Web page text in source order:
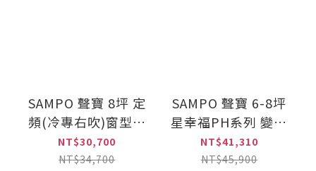
SAMPO 聲寶 8坪 定
頻(冷專右吹)窗型冷
氣(AW-PC50R)
NT$30,700
NT$34,700
SAMPO 聲寶 6-8坪
星幸福PH系列 變頻
(冷暖)一對一冷氣
(AU-PH50DC+AM-
NT$41,310
NT$45,900